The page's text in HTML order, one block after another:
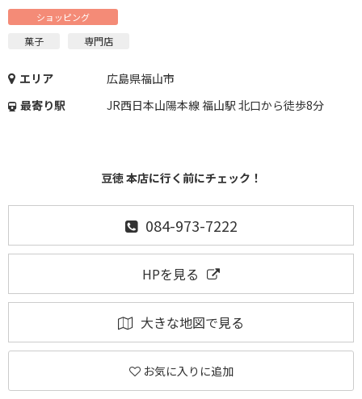
ショッピング
菓子 専門店
エリア
広島県福山市
最寄り駅
JR西日本山陽本線 福山駅 北口から徒歩8分
豆徳 本店に行く前にチェック！
084-973-7222
HPを見る
大きな地図で見る
お気に入りに追加